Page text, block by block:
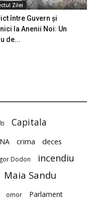
Zilei
între Guvern și
la Anenii Noi: Un
de...
Capitala
crima deces
Dodon incendiu
Maia Sandu
omor Parlament